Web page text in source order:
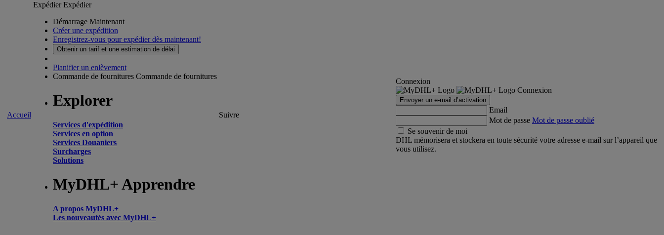
Accueil
ExpédierExpédier
Démarrage Maintenant
Créer une expédition
Enregistrez-vous pour expédier dès maintenant!
Obtenir un tarif et une estimation de délai
Planifier un enlèvement
Commande de fournitures Commande de fournitures
Explorer
Services d'expédition
Services en option
Services Douaniers
Surcharges
Solutions
MyDHL+ Apprendre
A propos MyDHL+
Les nouveautés avec MyDHL+
Suivre
Connexion
Connexion
Envoyer un e-mail d’activation
Email
Mot de passe Mot de passe oublié
Se souvenir de moi
DHL mémorisera et stockera en toute sécurité votre adresse e-mail sur l’appareil que
vous utilisez.